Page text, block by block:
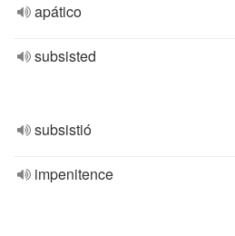
apático
subsisted
subsistió
impenitence